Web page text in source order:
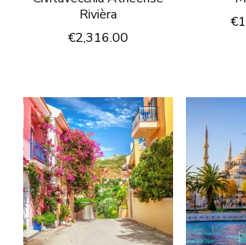
Rivièra
€2,316.00
€